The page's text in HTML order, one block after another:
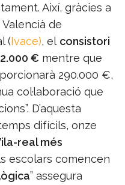
Així, gràcies a
de
(Ivace), el consistori
€ mentre que
290.000 €,
col·laboració que
D’aquesta
difícils, onze
real més
escolars comencen
” assegura